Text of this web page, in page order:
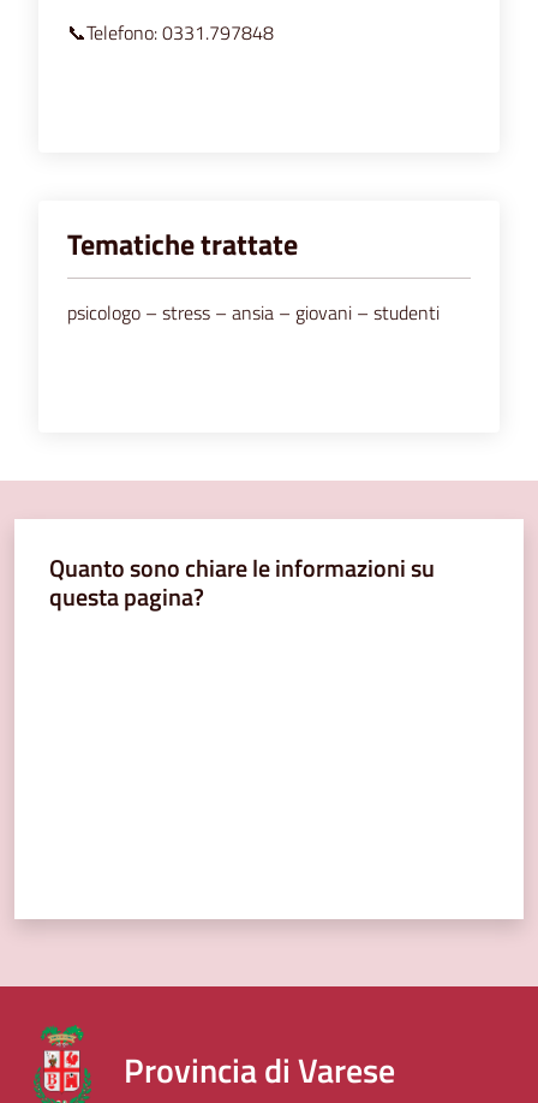
📞Telefono: 0331.797848
Tematiche trattate
psicologo – stress – ansia – giovani – studenti
Quanto sono chiare le informazioni su
questa pagina?
Provincia di Varese